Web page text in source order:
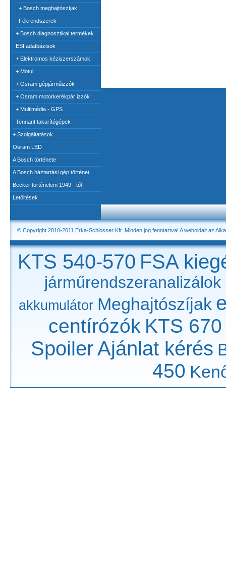
+ Bosch meghajtószíjak
Fékrendszerek
+ Bosch diagnosztikai termékek
ESI adatbázisok
+ Elektromos kéziszerszámok
+ Motul
+ Osram gépjárműizzók
+ Osram motorkerékpár izzók
+ Multimédia - GPS
Tennant takarítógépek
+ Szolgáltatások
Osram LED
A Bosch története
A Bosch háztartási gép történet
Becker történelem 1949 - től
Letöltések
© Copyright 2010-2011 Erka-Schlosser Kft. Minden jog fenntartva! A weboldalt az
KTS 540-570 FSA
járműrendszeranalizálok
akkumulátor Meghajtószíjak
centírózók KTS 670
SpoilerAjánlat kérés
450